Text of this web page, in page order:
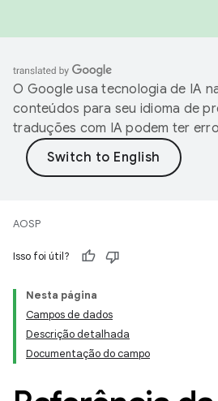
O Google usa tecnologia de IA
conteúdos para seu idioma de
traduções com IA podem ter
AOSP
Isso foi útil?
Nesta página
Campos de dados
Descrição detalhada
Documentação do campo